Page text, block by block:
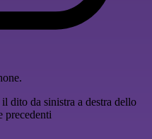
dito da sinistra a destra dello
precedenti